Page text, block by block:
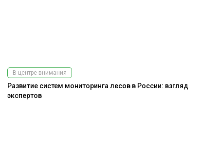
В центре внимания
Развитие систем мониторинга лесов в России: взгляд
экспертов